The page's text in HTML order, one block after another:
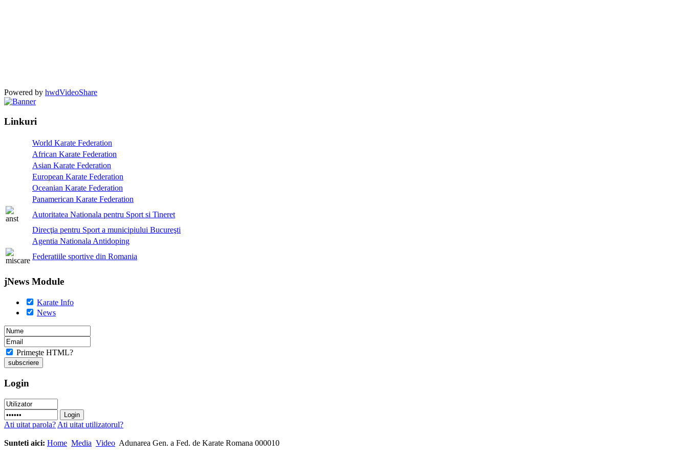
Powered by hwdVideoShare
Linkuri
World Karate Federation
African Karate Federation
Asian Karate Federation
European Karate Federation
Oceanian Karate Federation
Panamerican Karate Federation
Autoritatea Nationala pentru Sport si Tineret
Direcţia pentru Sport a municipiului Bucureşti
Agentia Nationala Antidoping
Federatiile sportive din Romania
jNews Module
Karate Info
News
Primeşte HTML?
Login
Ati uitat parola? Ati uitat utilizatorul?
Sunteti aici: Home Media Video Adunarea Gen. a Fed. de Karate Romana 000010